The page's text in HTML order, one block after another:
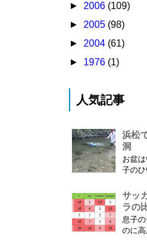
► 2006 (109)
► 2005 (98)
► 2004 (61)
► 1976 (1)
人気記事
浜松
洞
お盆
子の
ばあち
もあり
歳 ひ
カモノハシ
び、
サッ
ラの
息子
のに